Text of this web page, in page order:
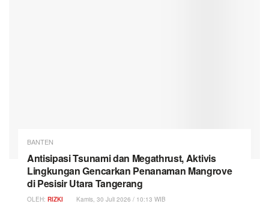
BANTEN
Antisipasi Tsunami dan Megathrust, Aktivis
Lingkungan Gencarkan Penanaman Mangrove
di Pesisir Utara Tangerang
OLEH: RIZKI Kamis, 30 Juli 2026 / 10:13 WIB